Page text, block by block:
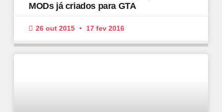
MODs já criados para GTA
26 out 2015 17 fev 2016